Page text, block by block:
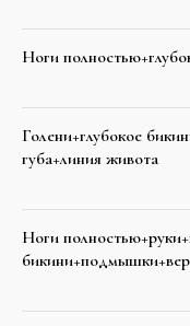
Ноги
Голени+глубокое
губа+линия живота
Ноги